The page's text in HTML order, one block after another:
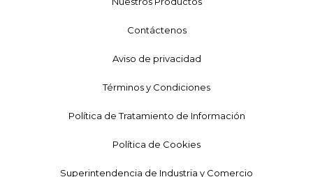
Contáctenos
Aviso de privacidad
Términos y Condiciones
Política de Tratamiento de Información
Política de Cookies
Superintendencia de Industria y Comercio